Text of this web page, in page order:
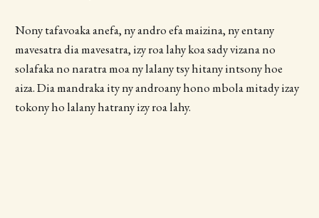
Nony tafavoaka anefa, ny andro efa maizina, ny entany
mavesatra dia mavesatra, izy roa lahy koa sady vizana no
solafaka no naratra moa ny lalany tsy hitany intsony hoe
aiza. Dia mandraka ity ny androany hono mbola mitady izay
tokony ho lalany hatrany izy roa lahy.